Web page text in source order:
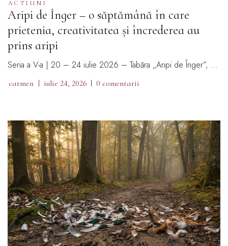
ACTIUNI
Aripi de Înger – o săptămână în care
prietenia, creativitatea și încrederea au
prins aripi
Seria a V-a | 20 – 24 iulie 2026 – Tabăra „Aripi de Înger”, …
carmen iulie 24, 2026 0 comentarii